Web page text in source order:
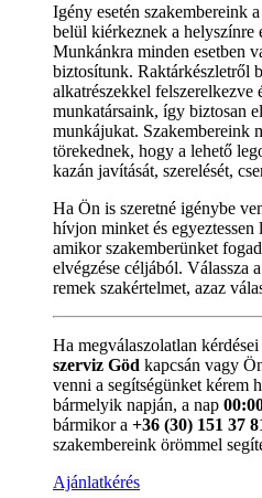
Igény esetén szakembereink
belül kiérkeznek a helyszínre
Munkánkra minden esetben
biztosítunk. Raktárkészletről
alkatrészekkel felszerelkezve
munkatársaink, így biztosan
munkájukat. Szakembereink
törekednek, hogy a lehető
kazán javítását, szerelését,
Ha Ön is szeretné igénybe
hívjon minket és
amikor szakemberünket
elvégzése céljából. Válassza
remek szakértelmet, azaz
Ha megválaszolatlan
szerviz Göd kapcsán vagy
venni a segítségünket kérem
bármelyik napján, a nap
bármikor a +36 (30) 151 37
szakembereink örömmel
Ajánlatkérés